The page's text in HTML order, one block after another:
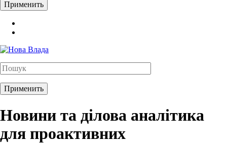
Новини та ділова аналітика
для проактивних